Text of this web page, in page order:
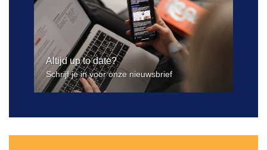
Altijd up to date?
Schrijf je in voor onze nieuwsbrief